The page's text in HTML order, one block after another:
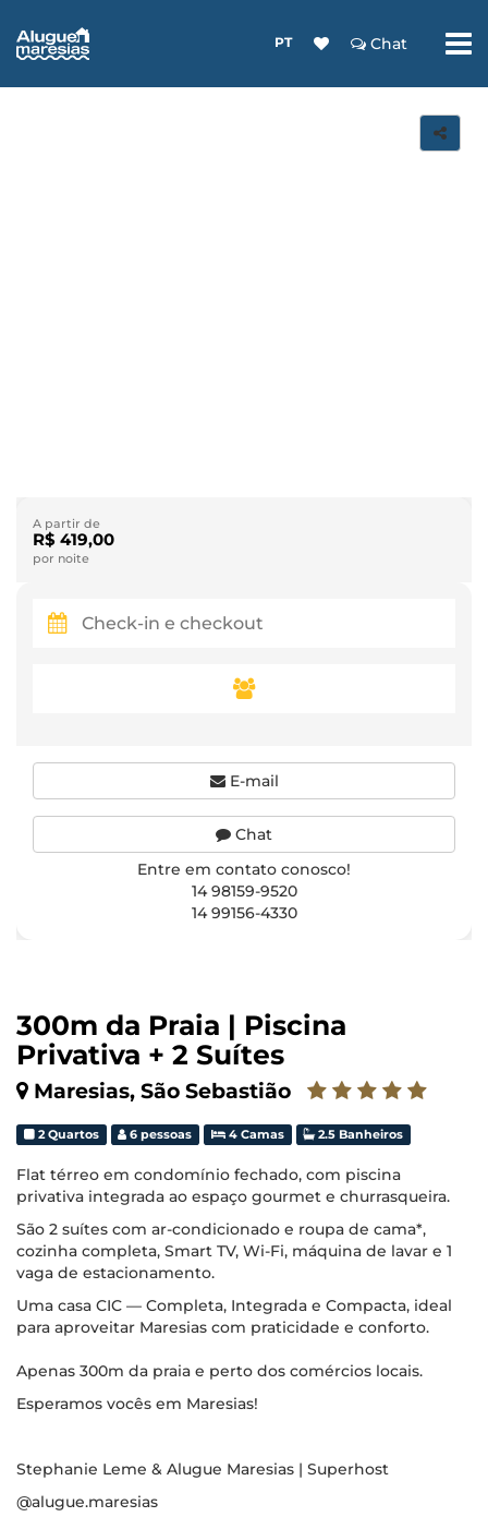
PT Chat
300m da Praia | Piscina
Privativa + 2 Suítes
Maresias, São Sebastião
2 Quartos 6 pessoas 4 Camas 2.5 Banheiros
Flat térreo em condomínio fechado, com piscina
privativa integrada ao espaço gourmet e churrasqueira.
São 2 suítes com ar-condicionado e roupa de cama*,
cozinha completa, Smart TV, Wi-Fi, máquina de lavar e 1
vaga de estacionamento.
Uma casa CIC — Completa, Integrada e Compacta, ideal
para aproveitar Maresias com praticidade e conforto.
Apenas 300m da praia e perto dos comércios locais.
Esperamos vocês em Maresias!
Stephanie Leme & Alugue Maresias | Superhost
@alugue.maresias
A partir de
R$ 419,00
por noite
E-mail
Chat
Entre em contato conosco!
14 98159-9520
14 99156-4330